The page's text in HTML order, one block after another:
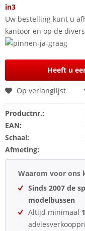
in3
Uw bestelling kunt u
kantoor en op de
Heeft u
Op verlanglijst
Productnr.:
EAN:
Schaal:
Afmeting:
Waarom voor ons
Sinds 2007 de
modelbussen
Altijd minimaal